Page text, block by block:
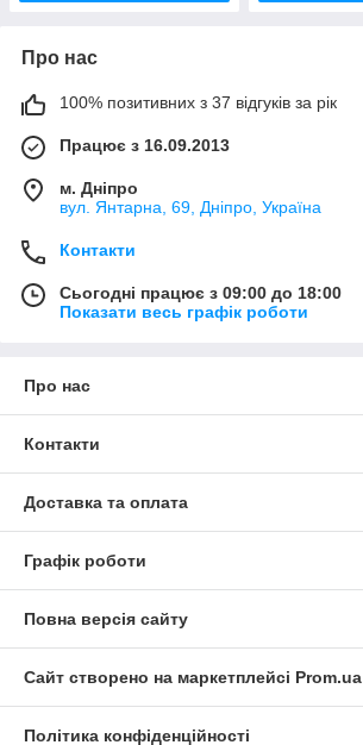
Про нас
100% позитивних з 37 відгуків за рік
Працює з 16.09.2013
м. Дніпро
вул. Янтарна, 69, Дніпро, Україна
Контакти
Сьогодні працює з 09:00 до 18:00
Показати весь графік роботи
Про нас
Контакти
Доставка та оплата
Графік роботи
Повна версія сайту
Сайт створено на маркетплейсі Prom.ua
Політика конфіденційності